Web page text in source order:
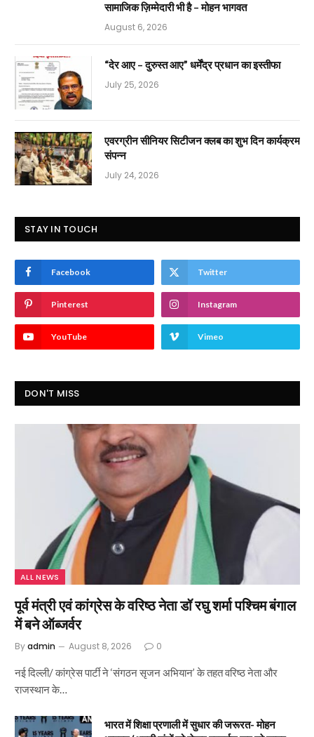
सामाजिक ज़िम्मेदारी भी है – मोहन भागवत
August 6, 2026
“देर आए – दुरुस्त आए” धर्मेंद्र प्रधान का इस्तीफा
July 25, 2026
एवरग्रीन सीनियर सिटीजन क्लब का शुभ दिन कार्यक्रम
संपन्न
July 24, 2026
STAY IN TOUCH
Facebook Twitter
Pinterest Instagram
YouTube Vimeo
DON'T MISS
ALL NEWS
पूर्व मंत्री एवं कांग्रेस के वरिष्ठ नेता डॉ रघु शर्मा पश्चिम बंगाल
में बने ऑब्जर्वर
Byadmin August 8, 2026 0
नई दिल्ली/ कांग्रेस पार्टी ने ‘संगठन सृजन अभियान’ के तहत वरिष्ठ नेता और
राजस्थान के…
भारत में शिक्षा प्रणाली में सुधार की जरूरत- मोहन